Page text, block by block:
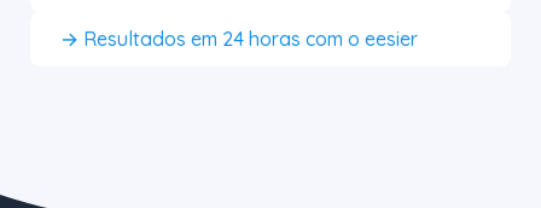
→ Resultados em 24 horas com o eesier